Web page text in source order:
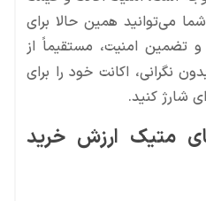
می‌توانید همین حالا برای
و تضمین امنیت، مستقیماً از
نگرانی، اکانت خود را برای
شارژ کنید.
متیک ارزش خرید